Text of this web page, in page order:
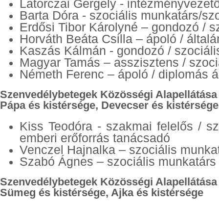
Latorczai Gergely -
Barta Dóra - szociális munkatárs/
Erdősi Tibor Károlyné – gondozó /
Horváth Beáta Csilla – ápoló /
Kaszás Kálmán - gondozó /
Magyar Tamás – asszisztens /
Németh Ferenc – ápoló / diplomás
Szenvedélybetegek Közösségi Alapellátása
Pápa és kistérsége, Devecser és kistérsége
Kiss Teodóra - szakmai felelős /
emberi erőforrás tanácsadó
Venczel Hajnalka – szociális
Szabó Ágnes – szociális
Szenvedélybetegek Közösségi Alapellátása
Sümeg és kistérsége, Ajka és kistérsége